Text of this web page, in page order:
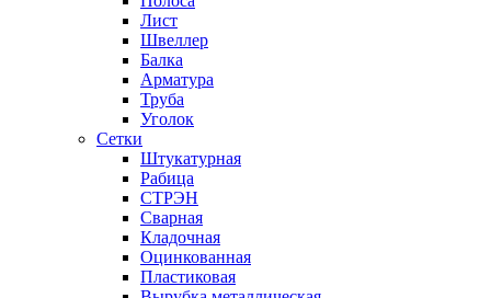
Лист
Швеллер
Балка
Арматура
Труба
Уголок
Сетки
Штукатурная
Рабица
СТРЭН
Сварная
Кладочная
Оцинкованная
Пластиковая